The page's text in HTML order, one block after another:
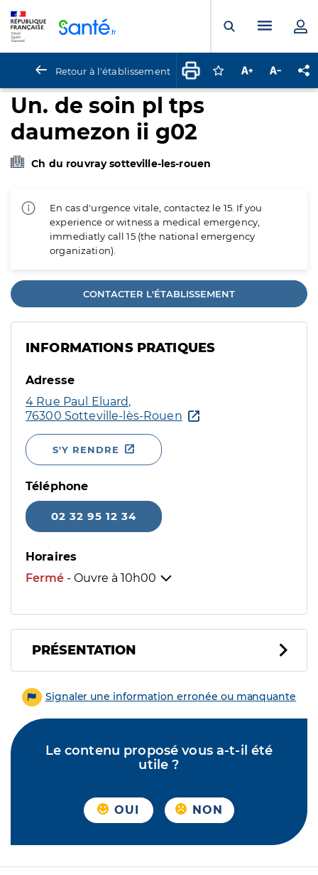
Ouvrir laMenu
Retour à l'établissement Connectez-vous
Augmenter la
Un. de soin pl tps
daumezon ii g02
Ch du rouvray sotteville-les-rouen
En cas d'urgence vitale, contactez le 15. If you
experience or witness a medical emergency,
immediatly call 15 (the national emergency
organization).
CONTACTER L'ÉTABLISSEMENT
INFORMATIONS PRATIQUES
Adresse
4 Rue Paul Eluard,
76300 Sotteville-lès-Rouen
S'Y RENDRE
Téléphone
02 32 95 12 34
Horaires
Fermé - Ouvre à 10h00
PRÉSENTATION
Signaler une information erronée ou manquante
Le contenu proposé vous a-t-il été
utile ?
OUI NON